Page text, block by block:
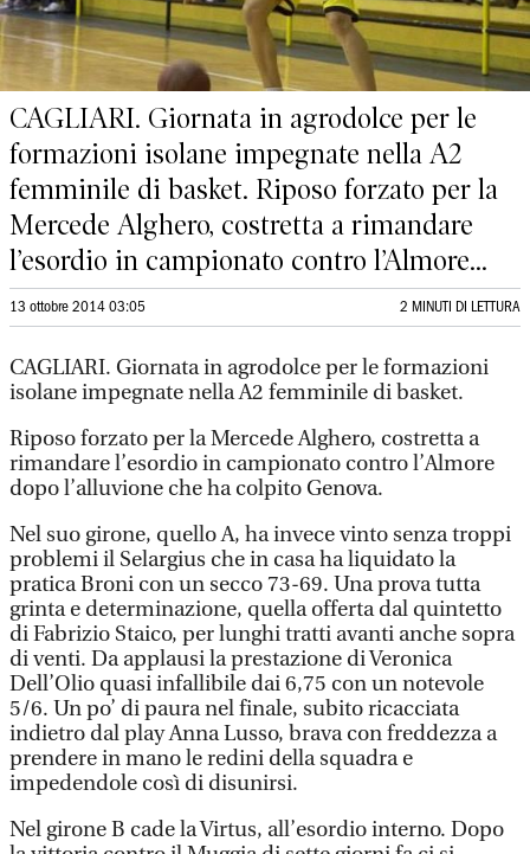
CAGLIARI. Giornata in agrodolce per le
formazioni isolane impegnate nella A2
femminile di basket. Riposo forzato per la
Mercede Alghero, costretta a rimandare
l’esordio in campionato contro l’Almore...
13 ottobre 2014 03:05 2 MINUTI DI LETTURA
CAGLIARI. Giornata in agrodolce per le formazioni
isolane impegnate nella A2 femminile di basket.
Riposo forzato per la Mercede Alghero, costretta a
rimandare l’esordio in campionato contro l’Almore
dopo l’alluvione che ha colpito Genova.
Nel suo girone, quello A, ha invece vinto senza troppi
problemi il Selargius che in casa ha liquidato la
pratica Broni con un secco 73-69. Una prova tutta
grinta e determinazione, quella offerta dal quintetto
di Fabrizio Staico, per lunghi tratti avanti anche sopra
di venti. Da applausi la prestazione di Veronica
Dell’Olio quasi infallibile dai 6,75 con un notevole
5/6. Un po’ di paura nel finale, subito ricacciata
indietro dal play Anna Lusso, brava con freddezza a
prendere in mano le redini della squadra e
impedendole così di disunirsi.
Nel girone B cade la Virtus, all’esordio interno. Dopo